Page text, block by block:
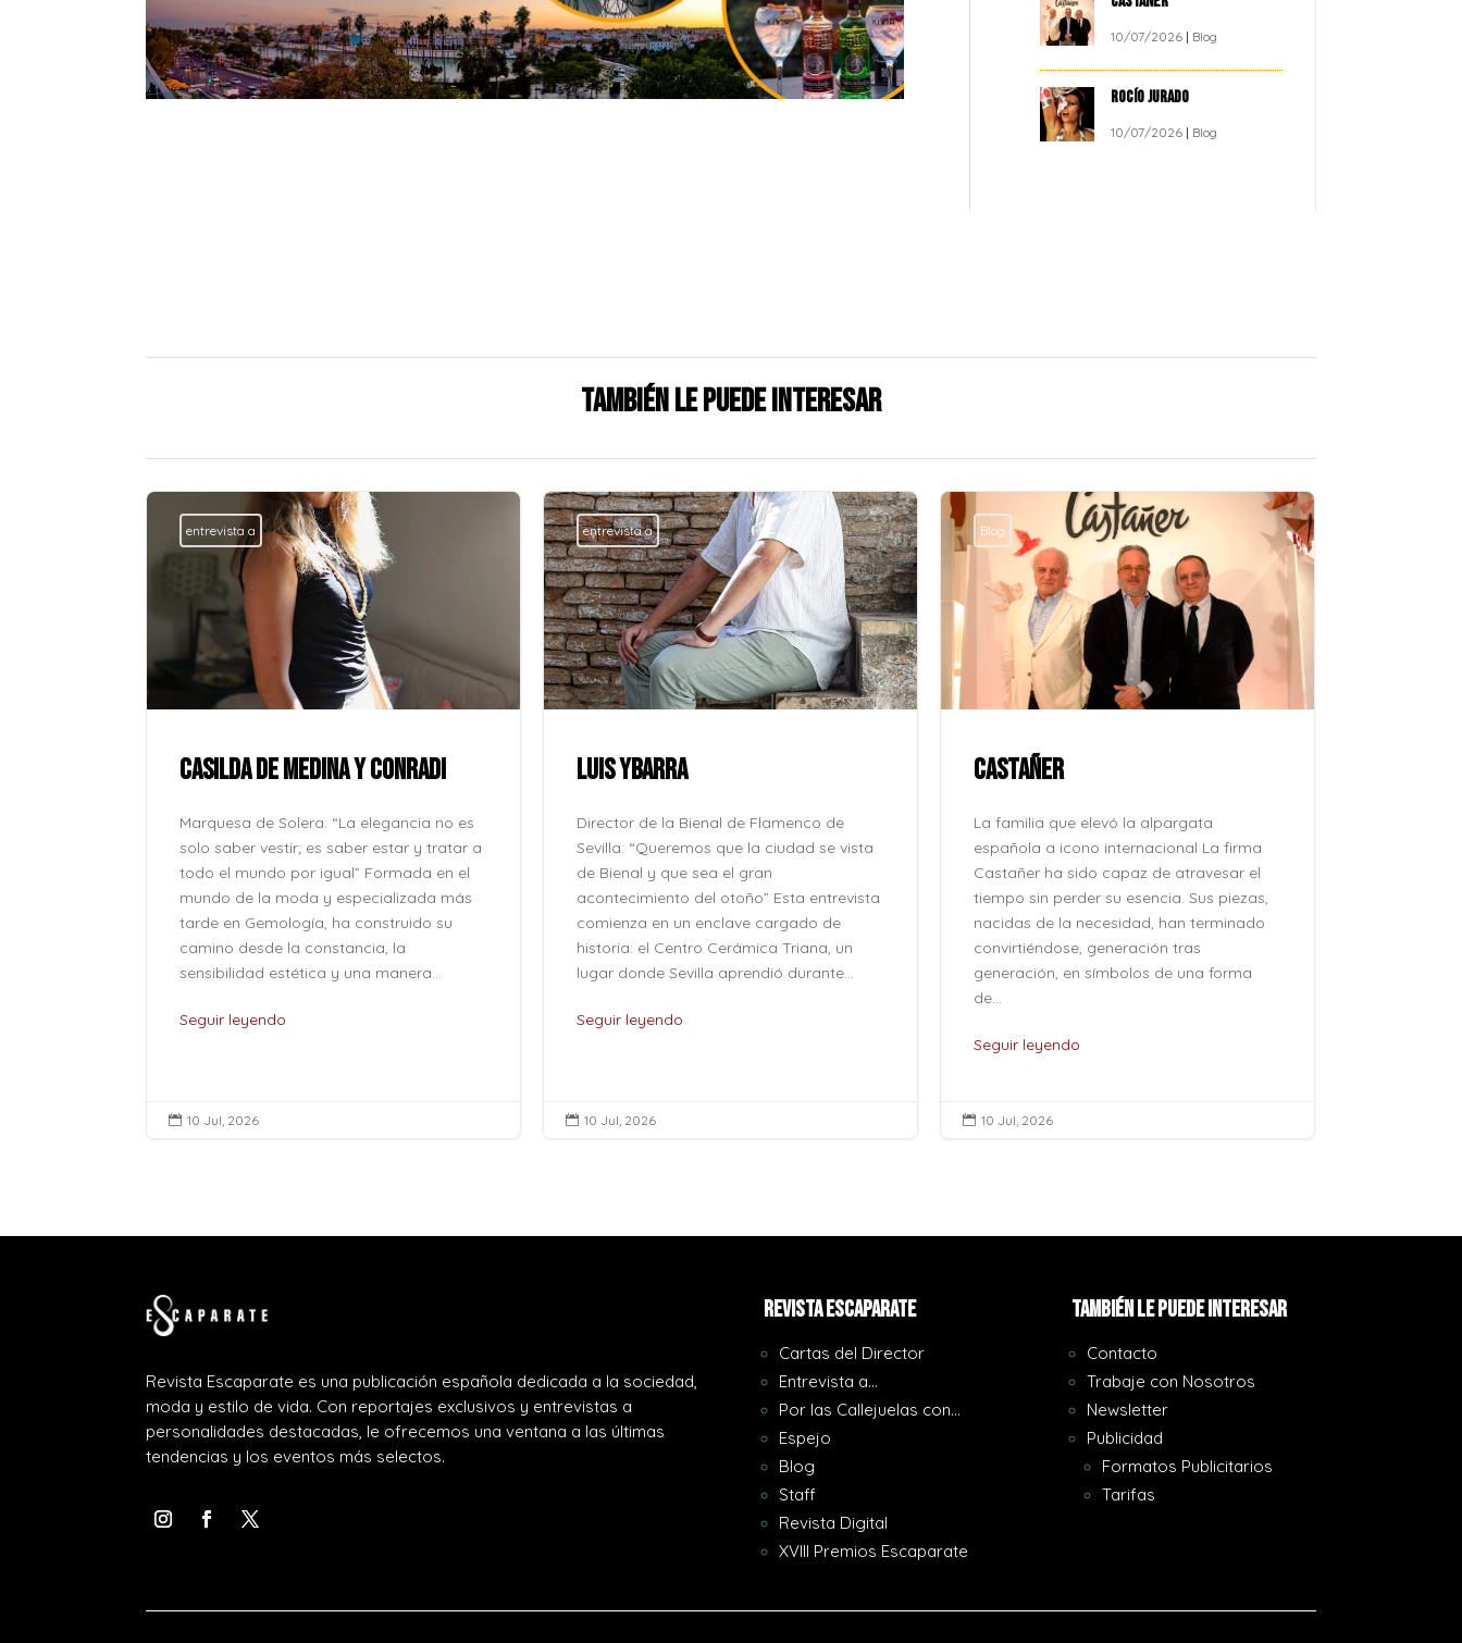
10/07/2026 | Blog
ROCÍO JURADO
10/07/2026 | Blog
También le puede interesar
entrevista a
CASILDA DE MEDINA Y CONRADI
Marquesa de Solera: “La elegancia no es
solo saber vestir; es saber estar y tratar a
todo el mundo por igual” Formada en el
mundo de la moda y especializada más
tarde en Gemología, ha construido su
camino desde la constancia, la
sensibilidad estética y una manera...
Seguir leyendo
 10 Jul, 2026
entrevista a
LUIS YBARRA
Director de la Bienal de Flamenco de
Sevilla: “Queremos que la ciudad se vista
de Bienal y que sea el gran
acontecimiento del otoño” Esta entrevista
comienza en un enclave cargado de
historia: el Centro Cerámica Triana, un
lugar donde Sevilla aprendió durante...
Seguir leyendo
 10 Jul, 2026
Blog
CASTAÑER
La familia que elevó la alpargata
española a icono internacional La firma
Castañer ha sido capaz de atravesar el
tiempo sin perder su esencia. Sus piezas,
nacidas de la necesidad, han terminado
convirtiéndose, generación tras
generación, en símbolos de una forma
de...
Seguir leyendo
 10 Jul, 2026
Revista Escaparate es una publicación española dedicada a la sociedad,
moda y estilo de vida. Con reportajes exclusivos y entrevistas a
personalidades destacadas, le ofrecemos una ventana a las últimas
tendencias y los eventos más selectos.
REVISTA ESCAPARATE
Cartas del Director
Entrevista a…
Por las Callejuelas con…
Espejo
Blog
Staff
Revista Digital
XVIII Premios Escaparate
También le puede interesar
Contacto
Trabaje con Nosotros
Newsletter
Publicidad
Formatos Publicitarios
Tarifas